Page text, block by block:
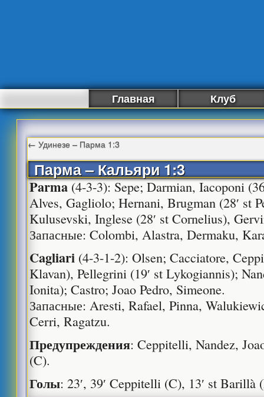
Главная Клуб
← Удинезе – Парма 1:3
Парма – Кальяри 1:3
Parma(4-3-3): Sepe; Darmian, Iacoponi
Alves, Gagliolo; Hernani, Brugman (28′ st
Kulusevski, Inglese (28′ st Cornelius),
Запасные: Colombi, Alastra, Dermaku,
Cagliari (4-3-1-2): Olsen; Cacciatore,
Klavan), Pellegrini (19′ st Lykogiannis);
Ionita); Castro; Joao Pedro, Simeone.
Запасные: Aresti, Rafael, Pinna,
Cerri, Ragatzu.
Предупреждения: Ceppitelli, Nandez,
(C).
Голы: 23′, 39′ Ceppitelli (C), 13′ st Barillà